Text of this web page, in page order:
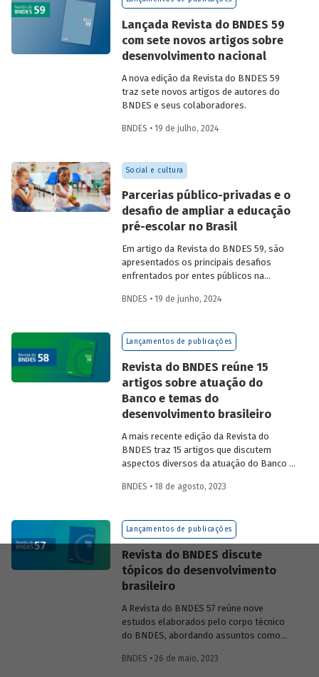
Lançada Revista do BNDES 59
com sete novos artigos sobre
desenvolvimento nacional
A nova edição da Revista do BNDES 59
traz sete novos artigos de autores do
BNDES e seus colaboradores.
BNDES • 19 de julho, 2024
Social e cultura
Parcerias público-privadas e o
desafio de ampliar a educação
pré-escolar no Brasil
Em artigo da Revista do BNDES 59, são
apresentados os principais desafios
enfrentados por entes públicos na
como aprendizados e possíveis soluções
na experiência das equipes do BNDES.
BNDES • 19 de junho, 2024
Lançamentos de publicações
Revista do BNDES reúne 15
artigos sobre atuação do
Banco e temas do
desenvolvimento brasileiro
A mais recente edição da Revista do
BNDES traz 15 artigos que discutem
aspectos diversos da atuação do Banco e
nacional.
BNDES • 18 de agosto, 2023
Lançamentos de publicações
Revista do BNDES discute
tópicos do desenvolvimento
brasileiro
A Revista do BNDES 57 reúne nove
estudos elaborados pelo corpo técnico
do BNDES, abordando assuntos como
saúde no território da Amazônia Legal,
BNDES • 26 de maio, 2023